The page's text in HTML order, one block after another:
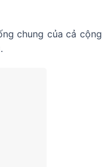
chung của cả cộng